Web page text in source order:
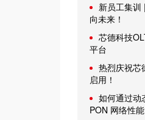
新员工集训
向未来！
芯德科技
平台
热烈庆祝芯
启用！
如何通过动
PON 网络性能